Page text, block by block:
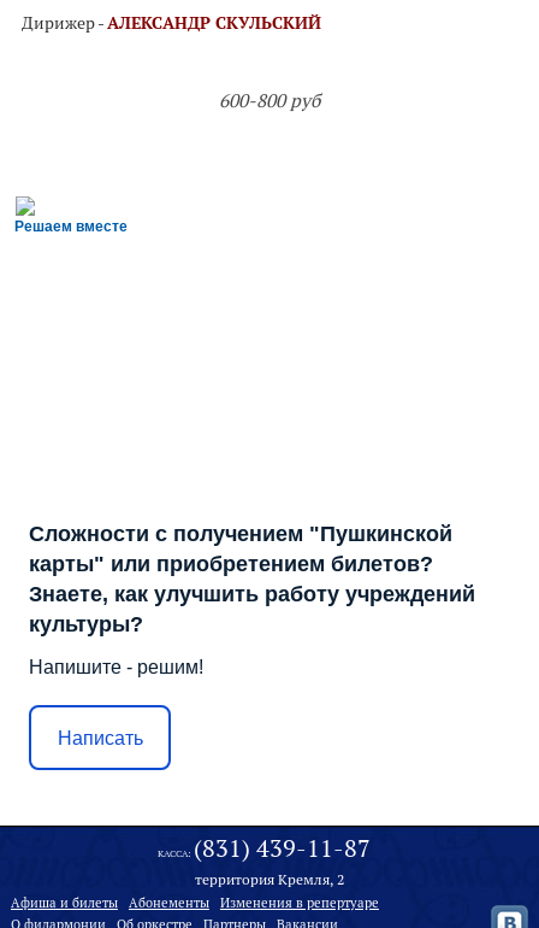
Дирижер -АЛЕКСАНДР СКУЛЬСКИЙ
600-800 руб
Решаем вместе
Сложности с получением "Пушкинской
карты" или приобретением билетов?
Знаете, как улучшить работу учреждений
культуры?
Напишите - решим!
Написать
КАССА: (831) 439-11-87
территория Кремля, 2
Афиша и билеты Абонементы
Изменения в репертуаре
О филармонии
Oб оркестре Партнеры Вакансии